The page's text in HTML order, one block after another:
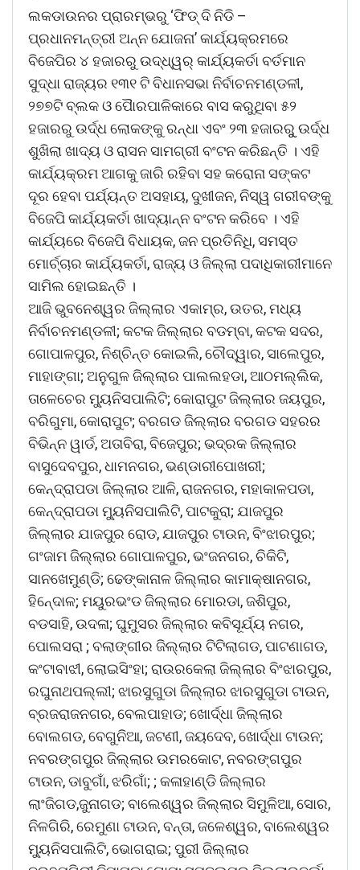
ଲକଡାଉନର ପ୍ରାରମ୍ଭରୁ ‘ଫିଡ୍ ଦି ନିଡି –
ପ୍ରଧାନମନ୍ତ୍ରୀ ଅନ୍ନ ଯୋଜନା’ କାର୍ଯ୍ୟକ୍ରମରେ
ବିଜେପିର ୪ ହଜାରରୁ ଉଦ୍ଧ୍ୱର୍ କାର୍ଯ୍ୟକର୍ତା ବର୍ତମାନ
ସୁଦ୍ଧା ରାଜ୍ୟର ୧୩୧ ଟି ବିଧାନସଭା ନିର୍ବାଚନମଣ୍ଡଳୀ,
୨୭୭ଟି ବ୍ଲକ ଓ ପୈାରପାଳିକାରେ ବାସ କରୁଥିବା ୫୨
ହଜାରରୁ ଉର୍ଦ୍ଧ ଲୋକଙ୍କୁ ରନ୍ଧା ଏବଂ ୨୩ ହଜାରରୁୁ ଉର୍ଦ୍ଧ
ଶୁଖିଲା ଖାଦ୍ୟ ଓ ରାସନ ସାମଗ୍ରୀ ବଂଟନ କରିଛନ୍ତି । ଏହି
କାର୍ଯ୍ୟକ୍ରମ ଆଗକୁ ଜାରି ରହିବା ସହ କରୋନା ସଙ୍କଟ
ଦୂର ହେବା ପର୍ଯ୍ୟନ୍ତ ଅସହାୟ, ଦୁଖୀଜନ, ନିସ୍ୱ ଗରୀବଙ୍କୁ
ବିଜେପି କାର୍ଯ୍ୟକର୍ତା ଖାଦ୍ୟାନ୍ନ ବଂଟନ କରିବେ । ଏହି
କାର୍ଯ୍ୟରେ ବିଜେପି ବିଧାୟକ, ଜନ ପ୍ରତିନିଧି, ସମସ୍ତ
ମୋର୍ଚ୍ଚାର କାର୍ଯ୍ୟକର୍ତା, ରାଜ୍ୟ ଓ ଜିଲ୍ଲା ପଦାଧିକାରୀମାନେ
ସାମିଲ ହୋଇଛନ୍ତି ।
ଆଜି ଭୁବନେଶ୍ୱର ଜିଲ୍ଲାର ଏକାମ୍ର, ଉତର, ମଧ୍ୟ
ନିର୍ବାଚନମଣ୍ଡଳୀ; କଟକ ଜିଲ୍ଲାର ବଡମ୍ବା, କଟକ ସଦର,
ଗୋପାଳପୁର, ନିଶ୍ଚିନ୍ତ କୋଇଲି, ଚୌଦ୍ୱାର, ସାଲେପୁର,
ମାହାଙ୍ଗା; ଅନୁଗୁଳ ଜିଲ୍ଲାର ପାଲଲହଡା, ଆଠମଲ୍ଲିକ,
ତାଳେଚେର ମୁ୍ୟନିସପାଲିଟି; କୋରାପୁଟ ଜିଲ୍ଲାର ଜୟପୁର,
ବରିଗୁମା, କୋରାପୁଟ; ବରଗଡ ଜିଲ୍ଲାର ବରଗଡ ସହରର
ବିଭିନ୍ନ ୱାର୍ଡ, ଅତାବିରା, ବିଜେପୁର; ଭଦ୍ରକ ଜିଲ୍ଲାର
ବାସୁଦେବପୁର, ଧାମନଗର, ଭଣ୍ଡାରୀପୋଖରୀ;
କେନ୍ଦ୍ରାପଡା ଜିଲ୍ଲାର ଆଳି, ରାଜନଗର, ମହାକାଳପଡା,
କେନ୍ଦ୍ରାପଡା ମୁ୍ୟନିସପାଲିଟି, ପାଟକୁରା; ଯାଜପୁର
ଜିଲ୍ଲାର ଯାଜପୁର ରୋଡ, ଯାଜପୁର ଟାଉନ, ବିଂଝାରପୁର;
ଗଂଜାମ ଜିଲ୍ଲାର ଗୋପାଳପୁର, ଭଂଜନଗର, ଚିକିଟି,
ସାନଖେମୁଣ୍ଡି; ଢେଙ୍କାନାଳ ଜିଲ୍ଲାର କାମାକ୍ଷାନଗର,
ହିନେ୍ଦାଳ; ମୟୁରଭଂଡ ଜିଲ୍ଲାର ମୋରଡା, ଜଶିପୁର,
ବଡସାହି, ଉଦଳା; ଘୁମୁସର ଜିଲ୍ଲାର କବିସୂର୍ଯ୍ୟ ନଗର,
ପୋଲସରା ; ବଲାଙ୍ଗୀର ଜିଲ୍ଲାର ଟିଟିଲାଗଡ, ପାଟଣାଗଡ,
କଂଟାବାଝୀ, ଲୋଇସିଂହା; ରାଉରକେଲା ଜିଲ୍ଲାର ବିଂଝାରପୁର,
ରଘୁନାଥପଲ୍ଲୀ; ଝାରସୁଗୁଡା ଜିଲ୍ଲାର ଝାରସୁଗୁଡା ଟାଉନ,
ବ୍ରଜରାଜନଗର, ବେଲପାହାଡ; ଖୋର୍ଦ୍ଧା ଜିଲ୍ଲାର
ବୋଲଗଡ, ବେଗୁନିଆ, ଜଟଣୀ, ଜୟଦେବ, ଖୋର୍ଦ୍ଧା ଟାଉନ;
ନବରଙ୍ଗପୁର ଜିଲ୍ଲାର ଉମରକୋଟ, ନବରଙ୍ଗପୁର
ଟାଉନ, ଡାବୁଗାଁ, ଝରିଗାଁ; ; କଳାହାଣ୍ଡି ଜିଲ୍ଲାର
ଲାଂଜିଗଡ,ଜୁନାଗଡ; ବାଲେଶ୍ୱର ଜିଲ୍ଲାର ସିମୁଳିଆ, ସୋର,
ନିଳଗିରି, ରେମୁଣା ଟାଉନ, ବନ୍ତା, ଜଳେଶ୍ୱର, ବାଲେଶ୍ୱର
ମୁ୍ୟନିସପାଲିଟି, ଭୋଗରାଇ; ପୁରୀ ଜିଲ୍ଲାର